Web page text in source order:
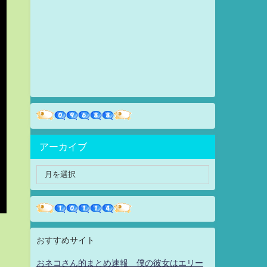
アーカイブ
おすすめサイト
おネコさん的まとめ速報 僕の彼女はエリー